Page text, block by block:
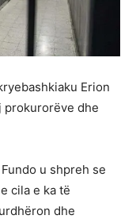
Erion
prokurorëve dhe
u shpreh se
cila e ka të
dhe